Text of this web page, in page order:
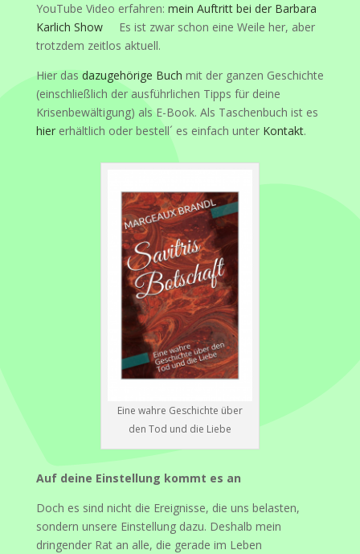
YouTube Video erfahren: mein Auftritt bei der Barbara
Karlich ShowEs ist zwar schon eine Weile her, aber
trotzdem zeitlos aktuell.
Hier das dazugehörige Buch mit der ganzen Geschichte
(einschließlich der ausführlichen Tipps für deine
Krisenbewältigung) als E-Book. Als Taschenbuch ist es
hiererhältlich oder bestell´ es einfach unter Kontakt.
Eine wahre Geschichte über
den Tod und die Liebe
Auf deine Einstellung kommt es an
Doch es sind nicht die Ereignisse, die uns belasten,
sondern unsere Einstellung dazu. Deshalb mein
dringender Rat an alle, die gerade im Leben